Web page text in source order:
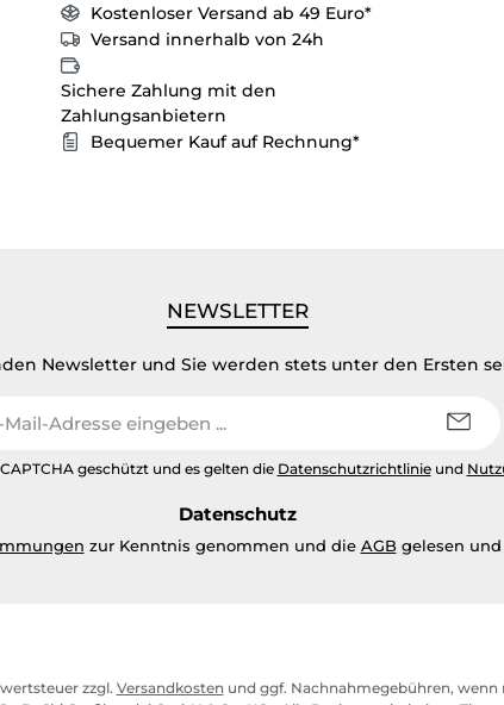
Kostenloser Versand ab 49 Euro*
Versand innerhalb von 24h
Sichere Zahlung mit den
Zahlungsanbietern
Bequemer Kauf auf Rechnung*
NEWSLETTER
Newsletter und Sie werden stets unter den Ersten
geschützt und es gelten die Datenschutzrichtlinieund
Datenschutz
zur Kenntnis genommen und die AGBgelesen und
zzgl. Versandkosten und ggf. Nachnahmegebühren, wenn